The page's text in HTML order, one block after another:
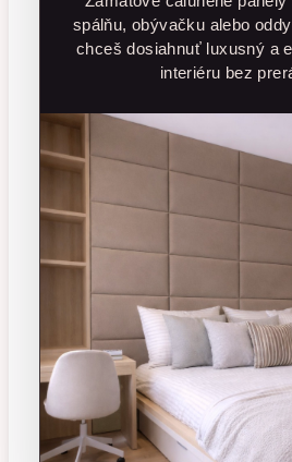
spálňu, obývačku alebo
chceš dosiahnuť luxusný a
interiéru bez